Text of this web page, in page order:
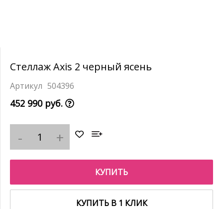
Стеллаж Axis 2 черный ясень
504396
452 990 руб.
КУПИТЬ
КУПИТЬ В 1 КЛИК